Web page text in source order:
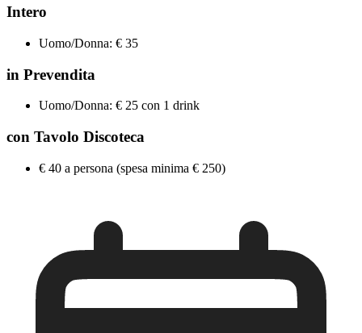
Intero
Uomo/Donna: € 35
in Prevendita
Uomo/Donna: € 25 con 1 drink
con Tavolo Discoteca
€ 40 a persona (spesa minima € 250)